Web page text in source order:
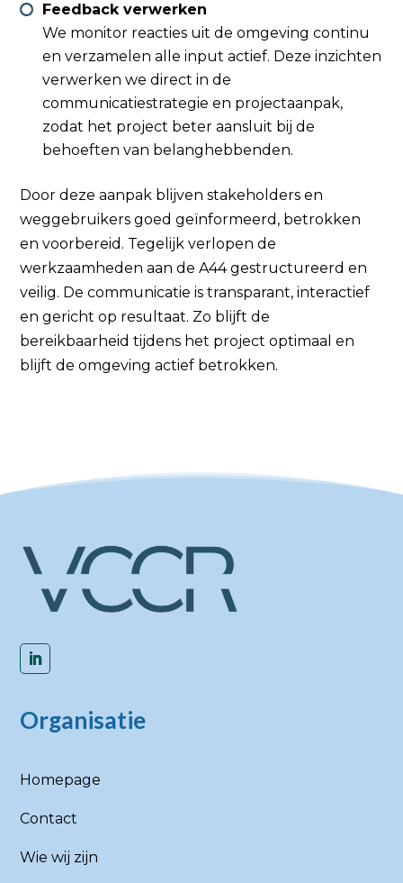
Feedback verwerken
We monitor reacties uit de omgeving continu
en verzamelen alle input actief. Deze inzichten
verwerken we direct in de
communicatiestrategie en projectaanpak,
zodat het project beter aansluit bij de
behoeften van belanghebbenden.
Door deze aanpak blijven stakeholders en
weggebruikers goed geïnformeerd, betrokken
en voorbereid. Tegelijk verlopen de
werkzaamheden aan de A44 gestructureerd en
veilig. De communicatie is transparant, interactief
en gericht op resultaat. Zo blijft de
bereikbaarheid tijdens het project optimaal en
blijft de omgeving actief betrokken.
Organisatie
Homepage
Contact
Wie wij zijn